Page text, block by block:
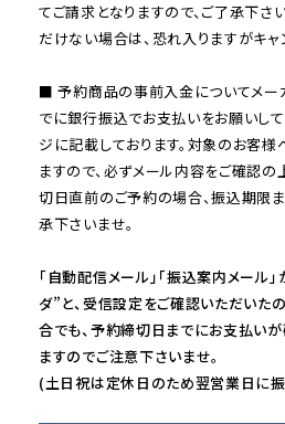
てご請求となりますので、ご了承下さ
だけない場合は、恐れ入りますがキャ
■ 予約商品の事前入金についてメー
でに銀行振込でお支払いをお願いし
ジに記載しております。対象のお客
ますので、必ずメール内容をご確認の
切日直前のご予約の場合、振込期限
承下さいませ。
「自動配信メール」「振込案内メール
ダ”と、受信設定をご確認いただいた
合でも、予約締切日までにお支払い
ますのでご注意下さいませ。
(土日祝は定休日のため翌営業日に振